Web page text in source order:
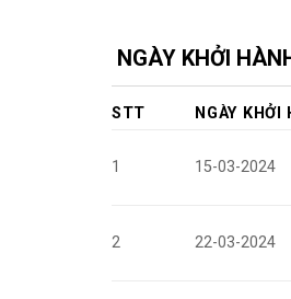
NGÀY KHỞI
STT NGÀY KHỞI
1 15-03-2024
2 22-03-2024